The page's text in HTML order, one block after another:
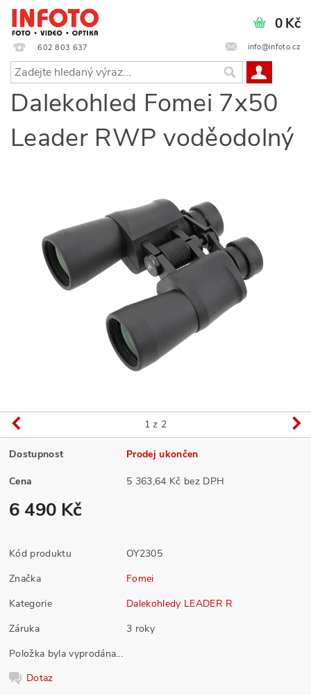
602 803 637 info@infoto.cz
0 Kč
Dalekohled Fomei 7x50
Leader RWP voděodolný
1 z 2
Dostupnost Prodej ukončen
Cena 5 363,64 Kč bez DPH
6 490 Kč
Kód produktu
OY2305
Značka
Fomei
Kategorie
Dalekohledy LEADER R
Záruka
3 roky
Položka byla vyprodána...
Dotaz